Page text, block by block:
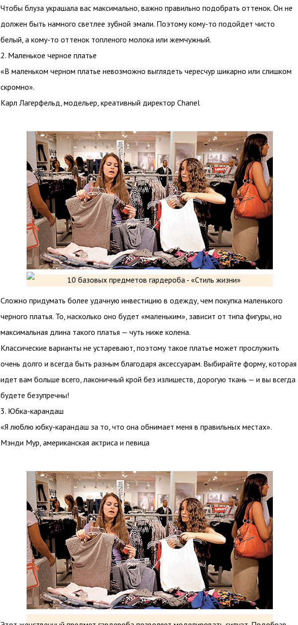
Чтобы блуза украшала вас максимально, важно правильно подобрать оттенок. Он не
должен быть намного светлее зубной эмали. Поэтому кому-то подойдет чисто
белый, а кому-то оттенок топленого молока или жемчужный.
2. Маленькое черное платье
«В маленьком черном платье невозможно выглядеть чересчур шикарно или слишком
скромно».
Карл Лагерфельд, модельер, креативный директор Chanel
Сложно придумать более удачную инвестицию в одежду, чем покупка маленького
черного платья. То, насколько оно будет «маленьким», зависит от типа фигуры, но
максимальная длина такого платья — чуть ниже колена.
Классические варианты не устаревают, поэтому такое платье может прослужить
очень долго и всегда быть разным благодаря аксессуарам. Выбирайте форму, которая
идет вам больше всего, лаконичный крой без излишеств, дорогую ткань — и вы всегда
будете безупречны!
3. Юбка-карандаш
«Я люблю юбку-карандаш за то, что она обнимает меня в правильных местах».
Мэнди Мур, американская актриса и певица